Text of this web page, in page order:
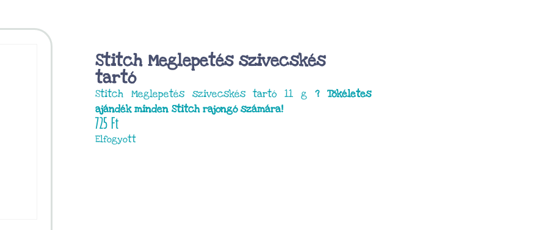
Stitch Meglepetés szivecskés
tartó
Stitch Meglepetés szivecskés tartó 11 g ? Tökéletes
ajándék minden Stitch rajongó számára!
725Ft
Elfogyott